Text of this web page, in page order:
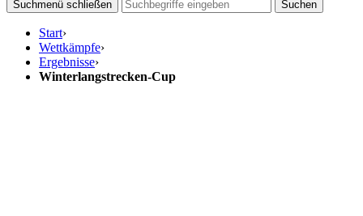
Suchmenü schließen
Suchen
Start›
Wettkämpfe›
Ergebnisse›
Winterlangstrecken-Cup